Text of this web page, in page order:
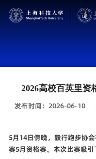
2026高校百英里资
发布时间：2026-06-10
5月14日傍晚，毅行跑步协
赛5月资格赛。本次比赛吸引